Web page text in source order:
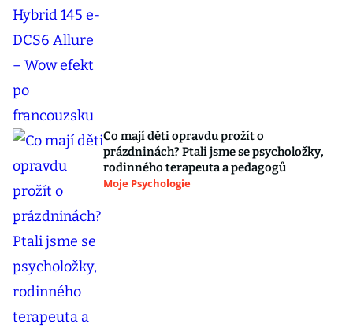
Co mají děti opravdu prožít o
prázdninách? Ptali jsme se psycholožky,
rodinného terapeuta a pedagogů
Moje Psychologie